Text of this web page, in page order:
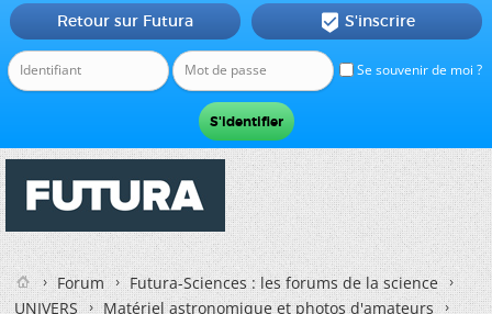
Se souvenir de moi ?
Retour sur Futura  S'inscrire
Forum
Futura-Sciences : les forums de la science
UNIVERS
Matériel astronomique et photos d'amateurs